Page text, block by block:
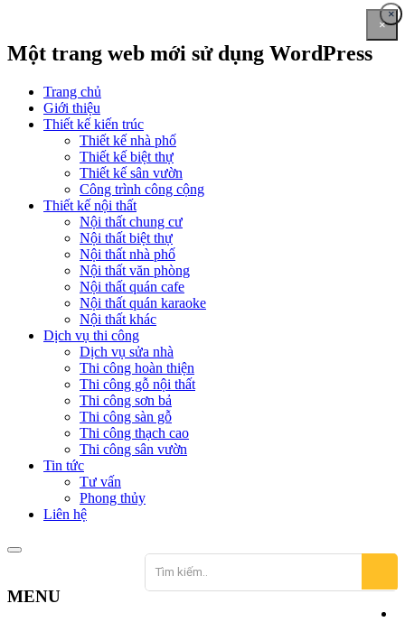
Một trang web mới sử dụng WordPress
Trang chủ
Giới thiệu
Thiết kế kiến trúc
Thiết kế nhà phố
Thiết kế biệt thự
Thiết kế sân vườn
Công trình công cộng
Thiết kế nội thất
Nội thất chung cư
Nội thất biệt thự
Nội thất nhà phố
Nội thất văn phòng
Nội thất quán cafe
Nội thất quán karaoke
Nội thất khác
Dịch vụ thi công
Dịch vụ sửa nhà
Thi công hoàn thiện
Thi công gỗ nội thất
Thi công sơn bả
Thi công sàn gỗ
Thi công thạch cao
Thi công sân vườn
Tin tức
Tư vấn
Phong thủy
Liên hệ
MENU
×
×